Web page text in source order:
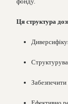
Ця структура
Забезпечити